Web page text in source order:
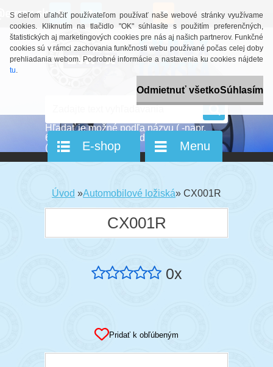
S cieľom uľahčiť používateľom používať naše webové stránky využívame
cookies. Kliknutím na tlačidlo "OK" súhlasíte s použitím preferenčných,
štatistických aj marketingových cookies pre nás aj našich partnerov. Funkčné
cookies sú v rámci zachovania funkčnosti webu používané počas celej doby
prehliadania webom. Podrobné informácie a nastavenia ku cookies nájdete
tu.
Odmietnuť všetkoSúhlasím
0 ks / 0,00 €
E-shop Menu
Úvod »Automobilové ložiská» CX001R
CX001R
0x
Pridať k obľúbeným